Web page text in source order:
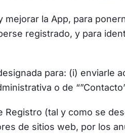
la App, para
registrado, y para
para: (i) enviarle
o de
(tal y como se
de sitios web, por los